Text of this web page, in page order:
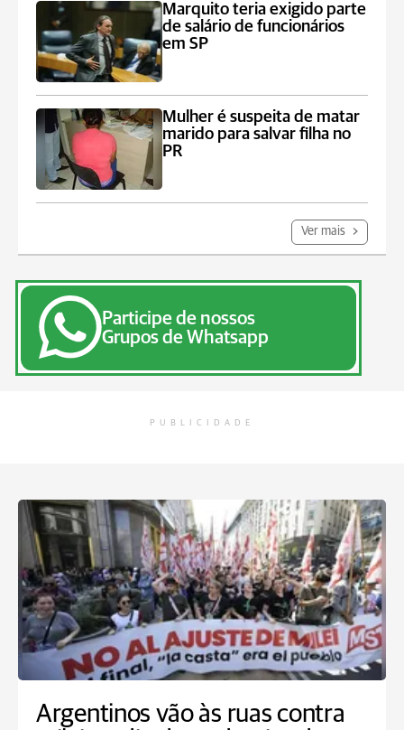
Marquito teria exigido parte
de salário de funcionários
em SP
Mulher é suspeita de matar
marido para salvar filha no
PR
Ver mais
Participe de nossos
Grupos de Whatsapp
PUBLICIDADE
Argentinos vão às ruas contra